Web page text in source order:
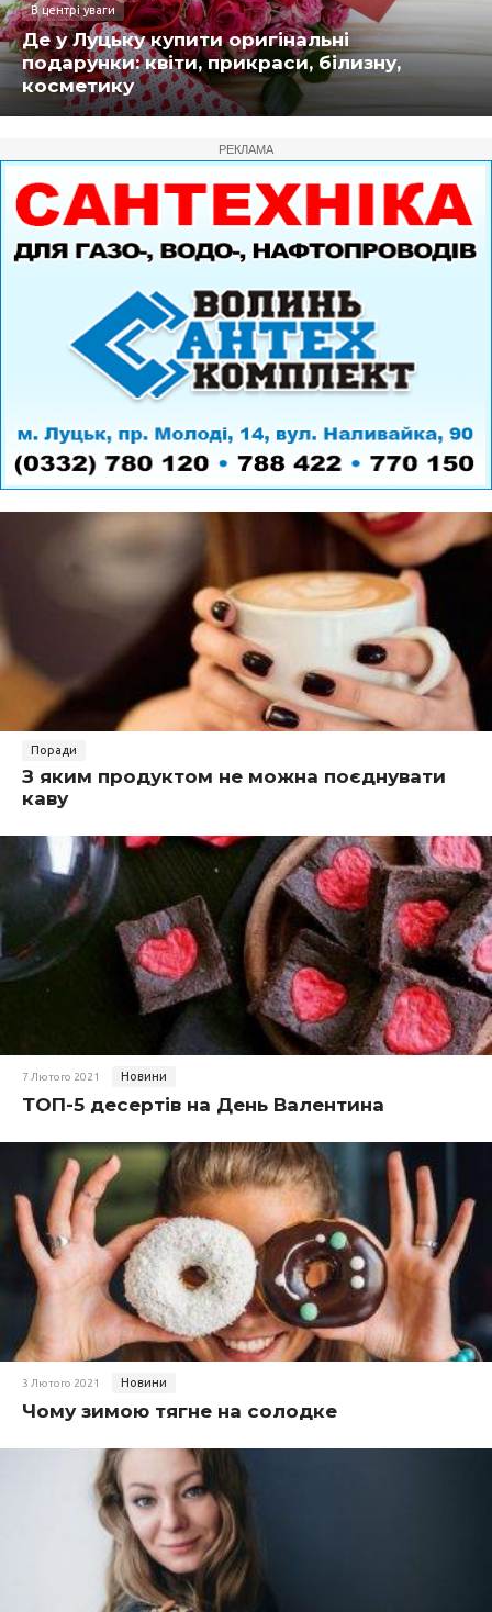
В центрі уваги
Де у Луцьку купити оригінальні
подарунки: квіти, прикраси, білизну,
косметику
РЕКЛАМА
Поради
З яким продуктом не можна поєднувати
каву
7 Лютого 2021 Новини
ТОП-5 десертів на День Валентина
3 Лютого 2021 Новини
Чому зимою тягне на солодке